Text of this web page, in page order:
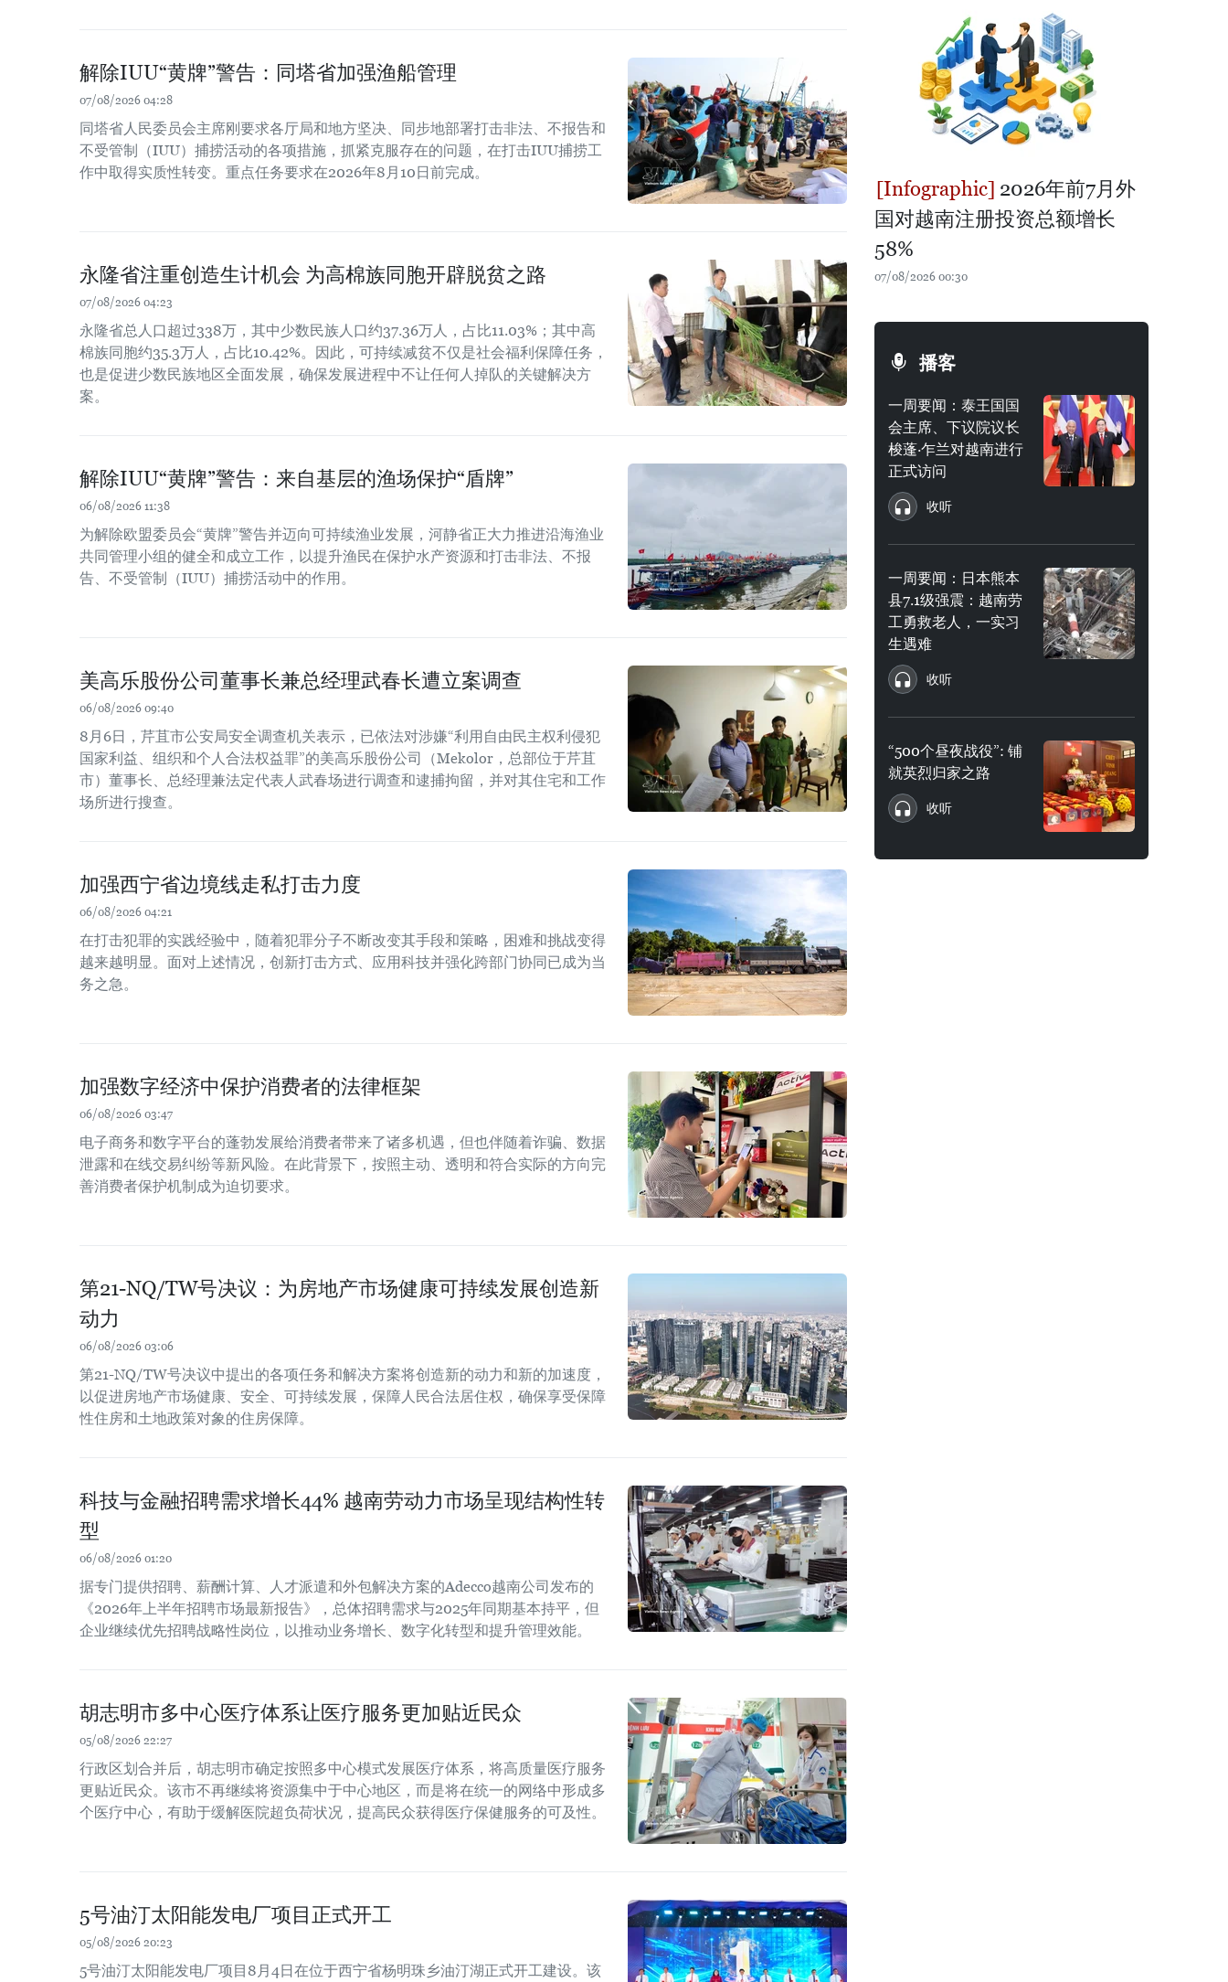
解除IUU“黄牌”警告：同塔省加强渔船管理
07/08/2026 04:28
同塔省人民委员会主席刚要求各厅局和地方坚决、同步地部署打击非法、不报告和
不受管制（IUU）捕捞活动的各项措施，抓紧克服存在的问题，在打击IUU捕捞工
作中取得实质性转变。重点任务要求在2026年8月10日前完成。
永隆省注重创造生计机会 为高棉族同胞开辟脱贫之路
07/08/2026 04:23
永隆省总人口超过338万，其中少数民族人口约37.36万人，占比11.03%；其中高
棉族同胞约35.3万人，占比10.42%。因此，可持续减贫不仅是社会福利保障任务，
也是促进少数民族地区全面发展，确保发展进程中不让任何人掉队的关键解决方
案。
解除IUU“黄牌”警告：来自基层的渔场保护“盾牌”
06/08/2026 11:38
为解除欧盟委员会“黄牌”警告并迈向可持续渔业发展，河静省正大力推进沿海渔业
共同管理小组的健全和成立工作，以提升渔民在保护水产资源和打击非法、不报
告、不受管制（IUU）捕捞活动中的作用。
美高乐股份公司董事长兼总经理武春长遭立案调查
06/08/2026 09:40
8月6日，芹苴市公安局安全调查机关表示，已依法对涉嫌“利用自由民主权利侵犯
国家利益、组织和个人合法权益罪”的美高乐股份公司（Mekolor，总部位于芹苴
市）董事长、总经理兼法定代表人武春场进行调查和逮捕拘留，并对其住宅和工作
场所进行搜查。
加强西宁省边境线走私打击力度
06/08/2026 04:21
在打击犯罪的实践经验中，随着犯罪分子不断改变其手段和策略，困难和挑战变得
越来越明显。面对上述情况，创新打击方式、应用科技并强化跨部门协同已成为当
务之急。
加强数字经济中保护消费者的法律框架
06/08/2026 03:47
电子商务和数字平台的蓬勃发展给消费者带来了诸多机遇，但也伴随着诈骗、数据
泄露和在线交易纠纷等新风险。在此背景下，按照主动、透明和符合实际的方向完
善消费者保护机制成为迫切要求。
第21-NQ/TW号决议：为房地产市场健康可持续发展创造新
动力
06/08/2026 03:06
第21-NQ/TW号决议中提出的各项任务和解决方案将创造新的动力和新的加速度，
以促进房地产市场健康、安全、可持续发展，保障人民合法居住权，确保享受保障
性住房和土地政策对象的住房保障。
科技与金融招聘需求增长44% 越南劳动力市场呈现结构性转
型
06/08/2026 01:20
据专门提供招聘、薪酬计算、人才派遣和外包解决方案的Adecco越南公司发布的
《2026年上半年招聘市场最新报告》，总体招聘需求与2025年同期基本持平，但
企业继续优先招聘战略性岗位，以推动业务增长、数字化转型和提升管理效能。
胡志明市多中心医疗体系让医疗服务更加贴近民众
05/08/2026 22:27
行政区划合并后，胡志明市确定按照多中心模式发展医疗体系，将高质量医疗服务
更贴近民众。该市不再继续将资源集中于中心地区，而是将在统一的网络中形成多
个医疗中心，有助于缓解医院超负荷状况，提高民众获得医疗保健服务的可及性。
5号油汀太阳能发电厂项目正式开工
05/08/2026 20:23
5号油汀太阳能发电厂项目8月4日在位于西宁省杨明珠乡油汀湖正式开工建设。该
2026年前7月外
国对越南注册投资总额增长
58%
07/08/2026 00:30
播客
一周要闻：泰王国国
会主席、下议院议长
梭蓬·乍兰对越南进行
正式访问
收听
一周要闻：日本熊本
县7.1级强震：越南劳
工勇救老人，一实习
生遇难
收听
“500个昼夜战役”: 铺
就英烈归家之路
收听